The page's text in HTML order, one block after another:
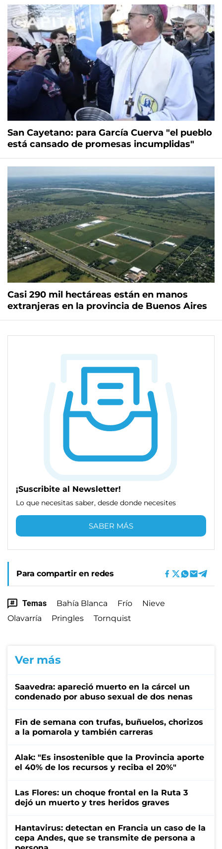
San Cayetano: para García Cuerva "el pueblo
está cansado de promesas incumplidas"
Casi 290 mil hectáreas están en manos
extranjeras en la provincia de Buenos Aires
¡Suscribite al Newsletter!
Lo que necesitas saber, desde donde necesites
SABER MÁS
Para compartir en redes
Temas Bahía Blanca Frío
Nieve
Olavarría
Pringles Tornquist
Ver más
Saavedra: apareció muerto en la cárcel un
condenado por abuso sexual de dos nenas
Fin de semana con trufas, buñuelos, chorizos
a la pomarola y también carreras
Alak: "Es insostenible que la Provincia aporte
el 40% de los recursos y reciba el 20%"
Las Flores: un choque frontal en la Ruta 3
dejó un muerto y tres heridos graves
Hantavirus: detectan en Francia un caso de la
cepa Andes, que se transmite de persona a